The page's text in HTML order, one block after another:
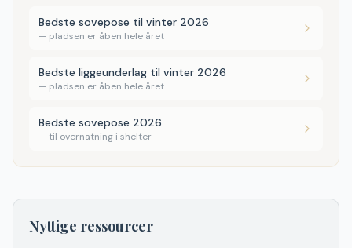
Bedste sovepose til vinter 2026
— pladsen er åben hele året
Bedste liggeunderlag til vinter 2026
— pladsen er åben hele året
Bedste sovepose 2026
— til overnatning i shelter
Nyttige ressourcer